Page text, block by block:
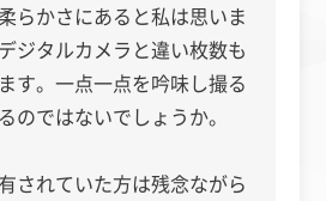
らかさにあると私は思いま
ジタルカメラと違い枚数も
す。一点一点を吟味し撮る
のではないでしょうか。
されていた方は残念ながら